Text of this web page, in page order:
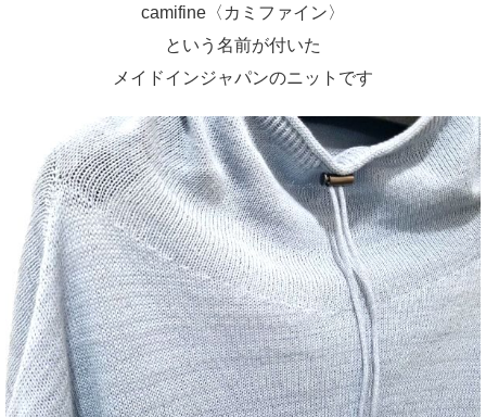
camifine〈カミファイン〉
という名前が付いた
メイドインジャパンのニットです